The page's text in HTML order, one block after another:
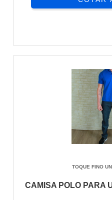
TOQUE FINO
CAMISA POLO PARA